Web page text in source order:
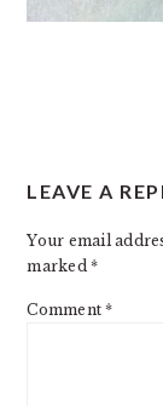
LEAVE A
Your email
marked*
Comment*